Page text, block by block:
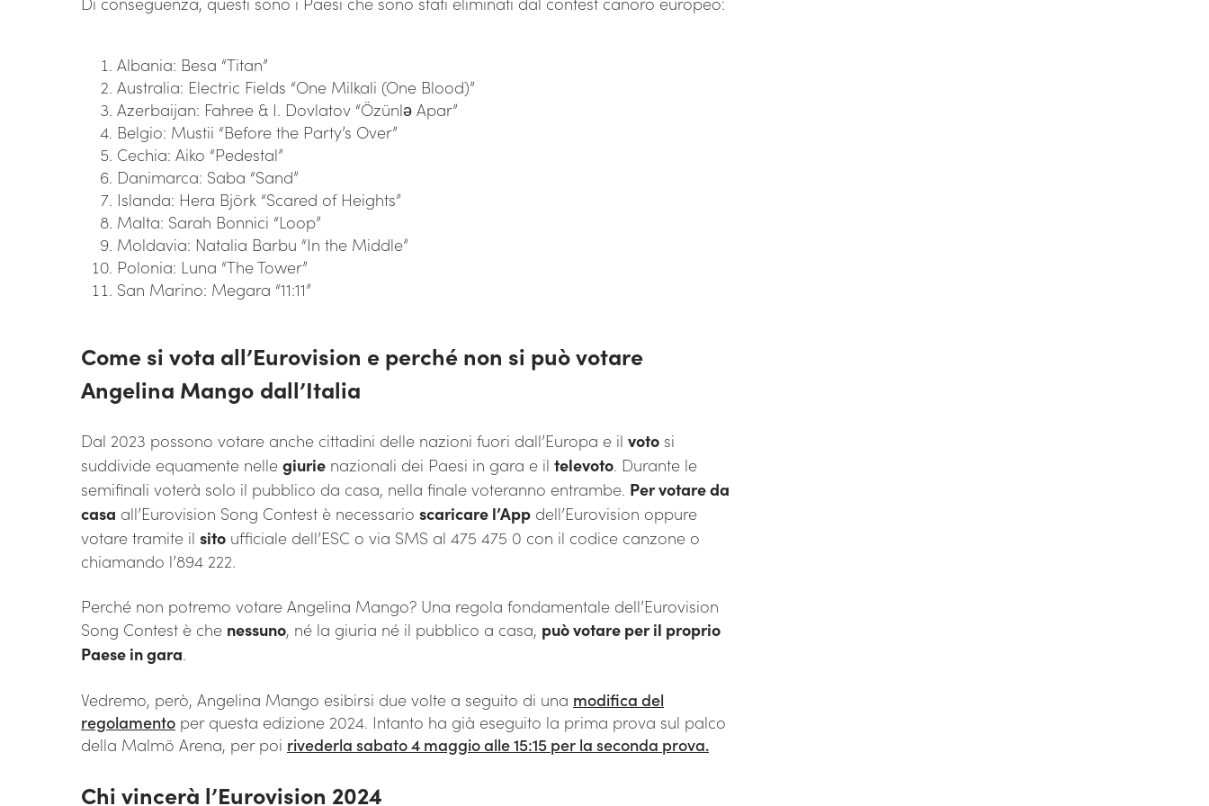
Albania: Besa “Titan”
Australia: Electric Fields “One Milkali (One Blood)”
Azerbaijan: Fahree & I. Dovlatov “Özünlə Apar”
Belgio: Mustii “Before the Party’s Over”
Cechia: Aiko “Pedestal”
Danimarca: Saba “Sand”
Islanda: Hera Björk “Scared of Heights”
Malta: Sarah Bonnici “Loop”
Moldavia: Natalia Barbu “In the Middle”
Polonia: Luna “The Tower”
San Marino: Megara “11:11”
Come si vota all’Eurovision e perché non si può votare
Angelina Mango dall’Italia
Dal 2023 possono votare anche cittadini delle nazioni fuori dall’Europa e il voto si
suddivide equamente nelle giurie nazionali dei Paesi in gara e il televoto. Durante le
semifinali voterà solo il pubblico da casa, nella finale voteranno entrambe. Per votare da
casa all’Eurovision Song Contest è necessario scaricare l’App dell’Eurovision oppure
votare tramite il sito ufficiale dell’ESC o via SMS al 475 475 0 con il codice canzone o
chiamando l’894 222.
Perché non potremo votare Angelina Mango? Una regola fondamentale dell’Eurovision
Song Contest è che nessuno, né la giuria né il pubblico a casa, può votare per il proprio
Paese in gara.
Vedremo, però, Angelina Mango esibirsi due volte a seguito di una modifica del
regolamento per questa edizione 2024. Intanto ha già eseguito la prima prova sul palco
della Malmö Arena, per poi rivederla sabato 4 maggio alle 15:15 per la seconda prova.
Chi vincerà l’Eurovision 2024